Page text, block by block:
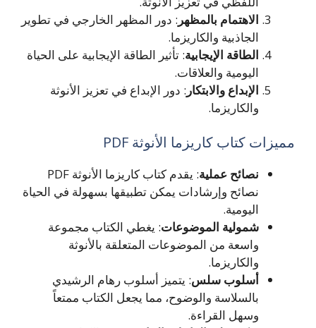
الاهتمام بالمظهر : دور المظهر الخارجي في تطوير
الجاذبية والكاريزما.
الطاقة الإيجابية: تأثير الطاقة الإيجابية على الحياة
اليومية والعلاقات.
الإبداع والابتكار : دور الإبداع في تعزيز الأنوثة
والكاريزما.
مميزات كتاب كاريزما الأنوثة PDF
نصائح عملية
: يقدم كتاب كاريزما الأنوثة PDF
نصائح وإرشادات يمكن تطبيقها بسهولة في الحياة
اليومية.
شمولية الموضوعات: يغطي الكتاب مجموعة
واسعة من الموضوعات المتعلقة بالأنوثة
والكاريزما.
أسلوب سلس: يتميز أسلوب رهام الرشيدي
بالسلاسة والوضوح، مما يجعل الكتاب ممتعاً
وسهل القراءة.